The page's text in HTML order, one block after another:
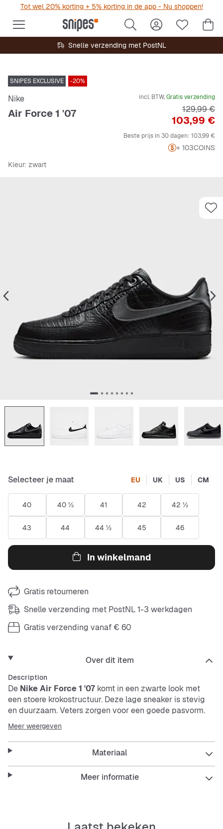
Tot wel 20% korting + 5% korting in de app - Nu shoppen!
Snelle verzending met PostNL
SNIPES EXCLUSIVE -20%
Nike
Air Force 1 '07
incl. BTW,Gratis verzending
Prijs
103,99 €
Originele
129,99 €
Beste prijs in 30 dagen: 103,99 €
+ 103COINS
Kleur: zwart
Selecteer je maat EU UK US CM
40 40 ½ 41 42 42 ½
43 44 44 ½ 45 46
In winkelmand
Gratis retourneren
Snelle verzending met PostNL 1-3 werkdagen
Gratis verzending vanaf € 60
Over dit item
Description
De Nike Air Force 1 '07 komt in een zwarte look met
een stoere krokostructuur. Deze lage sneaker is stevig
en duurzaam. Veters zorgen voor een goede pasvorm.
Een tijdloze klassieker die je outfit moeiteloos afmaakt.
Features:
Low-cut ontwerp voor meer bewegingsvrijheid
Meer weergeven
Materiaal
Meer informatie